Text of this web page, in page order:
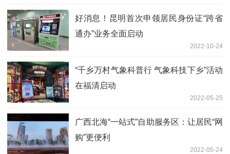
好消息！昆明首次申领居民身份证“跨省
通办”业务全面启动
2022-10-24
“千乡万村气象科普行 气象科技下乡”活动
在福清启动
2022-05-25
广西北海“一站式”自助服务区：让居民“网
购”更便利
2022-05-24